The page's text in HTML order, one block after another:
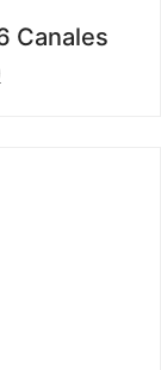
Canales